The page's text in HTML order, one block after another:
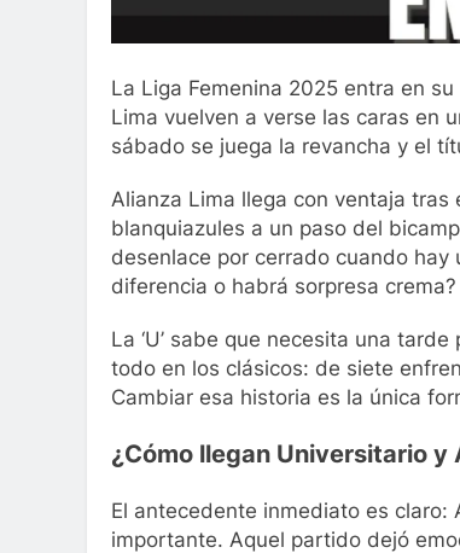
La Liga Femenina 2025 entra en
Lima vuelven a verse las caras en
sábado se juega la revancha y el
Alianza Lima llega con ventaja
blanquiazules a un paso del
desenlace por cerrado cuando
diferencia o habrá sorpresa crema?
La ‘U’ sabe que necesita una
todo en los clásicos: de siete
Cambiar esa historia es la única
¿Cómo llegan Universitario y
El antecedente inmediato es claro:
importante. Aquel partido dejó